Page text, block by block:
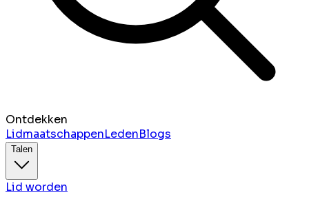
Ontdekken
LidmaatschappenLedenBlogs
Talen
Lid worden